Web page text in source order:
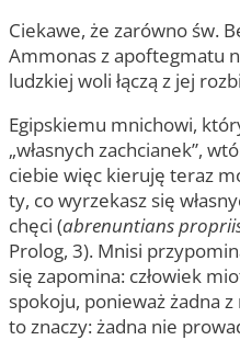
Ciekawe, że zarówno św.
Ammonas z apoftegmatu
ludzkiej woli łączą z jej
Egipskiemu mnichowi,
„własnych zachcianek”,
ciebie więc kieruję teraz
ty, co wyrzekasz się
chęci (abrenuntians
Prolog, 3). Mnisi
się zapomina: człowiek
spokoju, ponieważ żadna
to znaczy: żadna nie